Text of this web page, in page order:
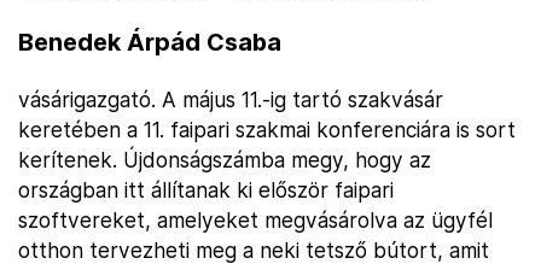
Benedek Árpád Csaba
vásárigazgató. A május 11.-ig tartó szakvásár
keretében a 11. faipari szakmai konferenciára is sort
kerítenek. Újdonságszámba megy, hogy az
országban itt állítanak ki először faipari
szoftvereket, amelyeket megvásárolva az ügyfél
otthon tervezheti meg a neki tetsző bútort, amit